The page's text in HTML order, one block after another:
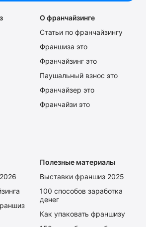
О франчайзинге
Статьи по франчайзингу
Франшиза это
Франчайзинг это
Паушальный взнос это
Франчайзер это
Франчайзи это
Полезные материалы
Выставки франшиз 2025
100 способов заработка
денег
Как упаковать франшизу